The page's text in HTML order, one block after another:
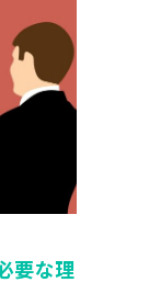
要な理